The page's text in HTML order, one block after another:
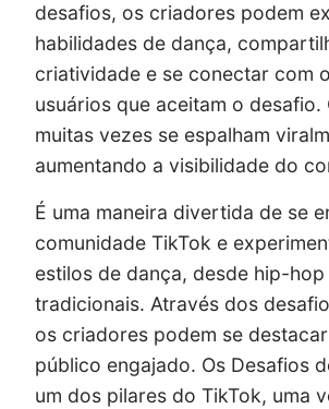
desafios, os criadores podem
habilidades de dança,
criatividade e se conectar com
usuários que aceitam o desafio.
muitas vezes se espalham
aumentando a visibilidade do
É uma maneira divertida de se
comunidade TikTok e
estilos de dança, desde hip-
tradicionais. Através dos
os criadores podem se
público engajado. Os Desafios
um dos pilares do TikTok, uma